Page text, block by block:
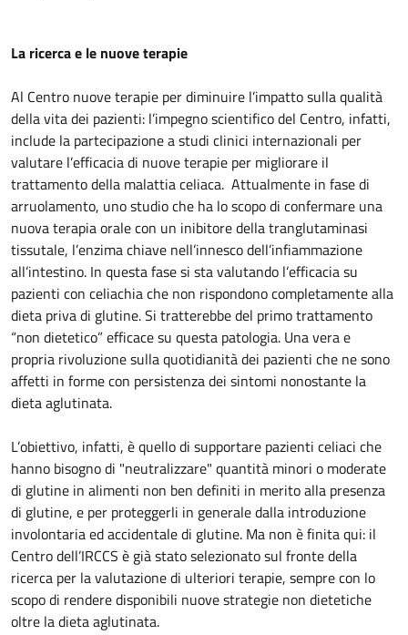
La ricerca e le nuove terapie
Al Centro nuove terapie per diminuire l’impatto sulla qualità
della vita dei pazienti: l’impegno scientifico del Centro, infatti,
include la partecipazione a studi clinici internazionali per
valutare l’efficacia di nuove terapie per migliorare il
trattamento della malattia celiaca. Attualmente in fase di
arruolamento, uno studio che ha lo scopo di confermare una
nuova terapia orale con un inibitore della tranglutaminasi
tissutale, l’enzima chiave nell’innesco dell’infiammazione
all’intestino. In questa fase si sta valutando l’efficacia su
pazienti con celiachia che non rispondono completamente alla
dieta priva di glutine. Si tratterebbe del primo trattamento
“non dietetico” efficace su questa patologia. Una vera e
propria rivoluzione sulla quotidianità dei pazienti che ne sono
affetti in forme con persistenza dei sintomi nonostante la
dieta aglutinata.
L’obiettivo, infatti, è quello di supportare pazienti celiaci che
hanno bisogno di "neutralizzare" quantità minori o moderate
di glutine in alimenti non ben definiti in merito alla presenza
di glutine, e per proteggerli in generale dalla introduzione
involontaria ed accidentale di glutine. Ma non è finita qui: il
Centro dell’IRCCS è già stato selezionato sul fronte della
ricerca per la valutazione di ulteriori terapie, sempre con lo
scopo di rendere disponibili nuove strategie non dietetiche
oltre la dieta aglutinata.